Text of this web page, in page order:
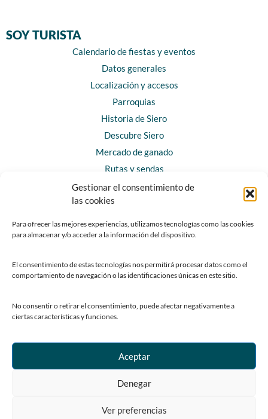
Gestionar el consentimiento de
las cookies
Para ofrecer las mejores experiencias, utilizamos tecnologías como las cookies
para almacenar y/o acceder a la información del dispositivo.
El consentimiento de estas tecnologías nos permitirá procesar datos como el
comportamiento de navegación o las identificaciones únicas en este sitio.
No consentir o retirar el consentimiento, puede afectar negativamente a
ciertas características y funciones.
Aceptar
Denegar
Ver preferencias
SOY TURISTA
Calendario de fiestas y eventos
Datos generales
Localización y accesos
Parroquias
Historia de Siero
Descubre Siero
Mercado de ganado
Rutas y sendas
Horarios y contacto
Teléfonos de interés
Chatbot Siero
SEDES ELECTRÓNICAS
Sede del Ayuntamiento de Siero